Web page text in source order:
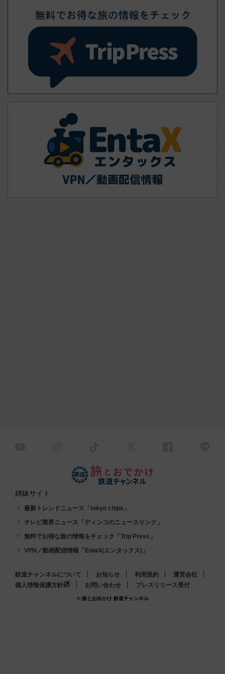
姉妹サイト
最新トレンドニュース「tokyo chips」
テレビ業界ニュース「ディンコのニュースリンク」
無料でお得な旅の情報をチェック「Trip Press」
VPN／動画配信情報「EntaX(エンタックス)」
鉄道チャンネルについて お知らせ 利用規約
運営会社
個人情報保護方針
お問い合わせ プレスリリース受付
© 旅とお出かけ 鉄道チャンネル